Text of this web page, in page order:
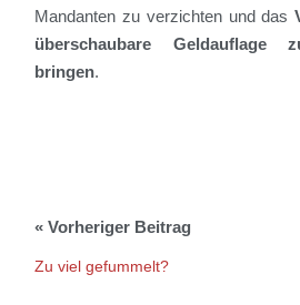
Mandanten zu verzichten und das
überschaubare Geldauflage
bringen.
Zu viel gefummelt?